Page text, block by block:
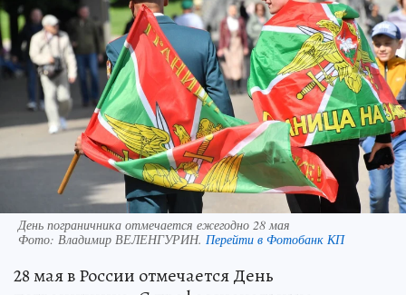
День пограничника отмечается ежегодно 28 мая
Фото: Владимир ВЕЛЕНГУРИН. Перейти в Фотобанк КП
28 мая в России отмечается День